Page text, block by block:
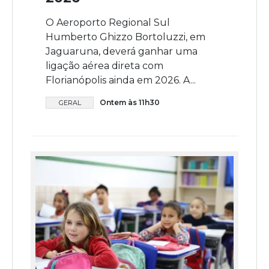
O Aeroporto Regional Sul
Humberto Ghizzo Bortoluzzi, em
Jaguaruna, deverá ganhar uma
ligação aérea direta com
Florianópolis ainda em 2026. A...
GERAL Ontem às 11h30